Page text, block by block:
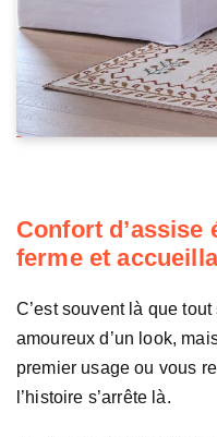
Confort d’assise
ferme et
C’est souvent là que
amoureux d’un look,
premier usage ou vous
l’histoire s’arrête là.